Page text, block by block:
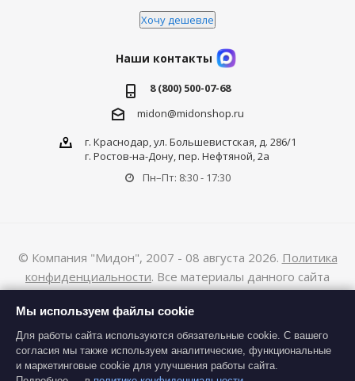
Хочу дешевле
Наши контакты
8 (800) 500-07-68
midon@midonshop.ru
г. Краснодар, ул. Большевистская, д. 286/1
г. Ростов-на-Дону, пер. Нефтяной, 2а
Пн–Пт: 8:30 - 17:30
© Компания "Мидон", 2007 - 08 августа 2026. Политика
конфиденциальности. Все материалы данного сайта
Запрещается копирование, распространение (в том числе
путем копирования на другие сайты и ресурсы в Интернете)
или любое иное использование информации и объектов без
предварительного согласия правообладателя.
Мы используем файлы cookie
Для работы сайта используются обязательные cookie. С вашего
согласия мы также используем аналитические, функциональные
и маркетинговые cookie для улучшения работы сайта.